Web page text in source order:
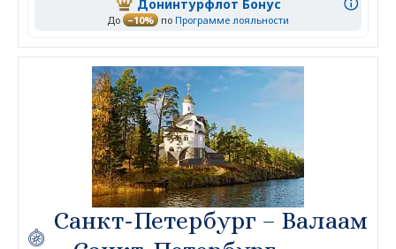
Донинтурфлот Бонус
До –10% по Программе лояльности
Санкт-Петербург – Валаам